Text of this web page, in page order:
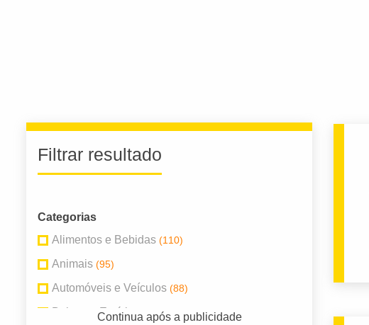
Filtrar resultado
Categorias
Alimentos e Bebidas (110)
Animais (95)
Automóveis e Veículos (88)
Beleza e Estética(34)
Continua após a publicidade